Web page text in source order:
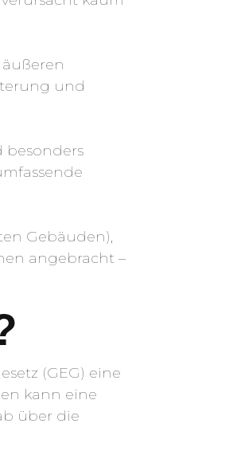
und
besonders
Gebäuden),
angebracht –
(GEG) eine
kann eine
über die